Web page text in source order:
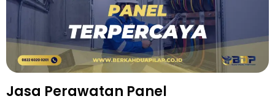
Jasa Perawatan Panel